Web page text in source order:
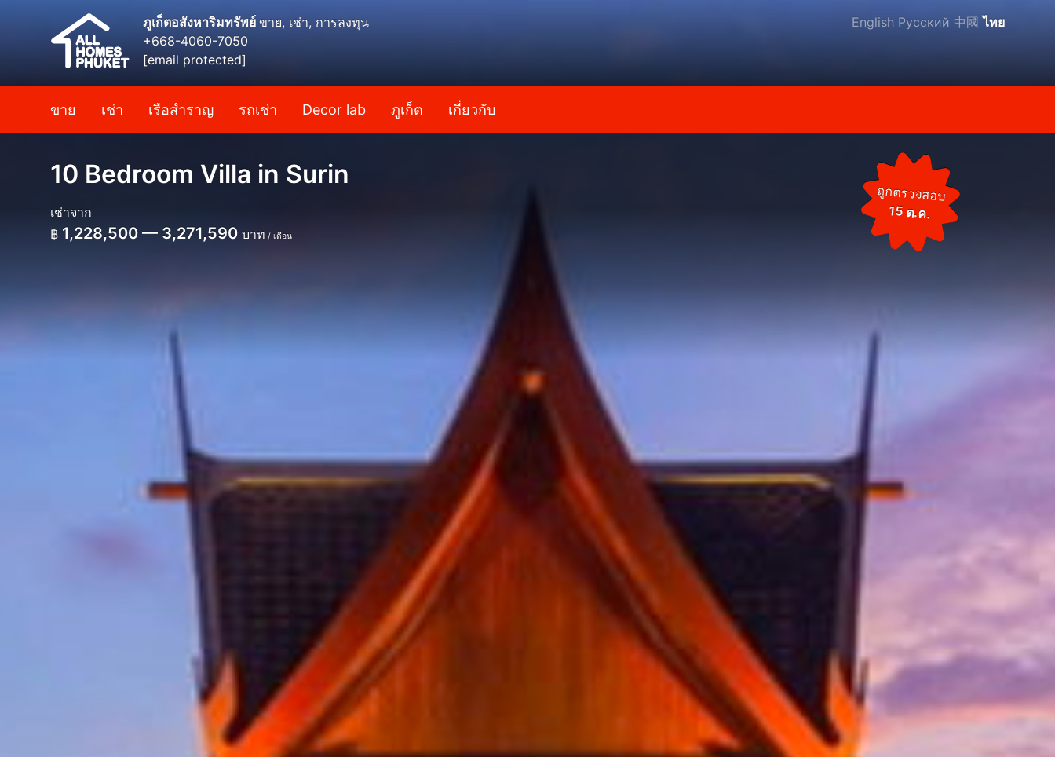
ภูเก็ตอสังหาริมทรัพย์ ขาย, เช่า, การลงทุน
+668-4060-7050
[email protected]
English Русский 中國 ไทย
ขาย เช่า เรือสำราญ รถเช่า Decor lab ภูเก็ต เกี่ยวกับ
ถูกตรวจสอบ
15 ต.ค.
10 Bedroom Villa in Surin
เช่าจาก
฿ 1,228,500 — 3,271,590 บาท / เดือน